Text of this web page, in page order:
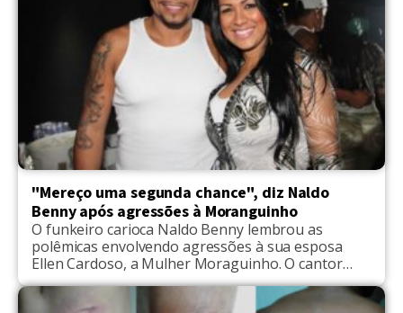
"Mereço uma segunda chance", diz Naldo
Benny após agressões à Moranguinho
O funkeiro carioca Naldo Benny lembrou as
polêmicas envolvendo agressões à sua esposa
Ellen Cardoso, a Mulher Moraguinho. O cantor
declarou à Daniela Albuquerque que no momento
está em luta para reerguer a carreira e o seu